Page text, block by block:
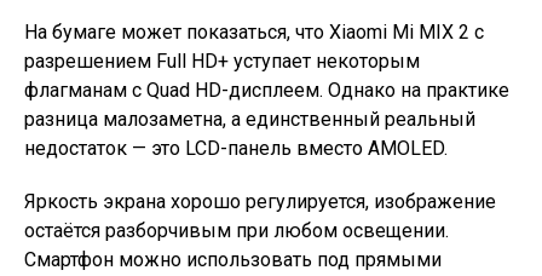
На бумаге может показаться, что Xiaomi Mi MIX 2 с
разрешением Full HD+ уступает некоторым
флагманам с Quad HD-дисплеем. Однако на практике
разница малозаметна, а единственный реальный
недостаток — это LCD-панель вместо AMOLED.
Яркость экрана хорошо регулируется, изображение
остаётся разборчивым при любом освещении.
Смартфон можно использовать под прямыми